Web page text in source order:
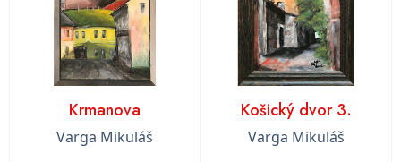
Krmanova
Varga Mikuláš
Košický dvor 3.
Varga Mikuláš